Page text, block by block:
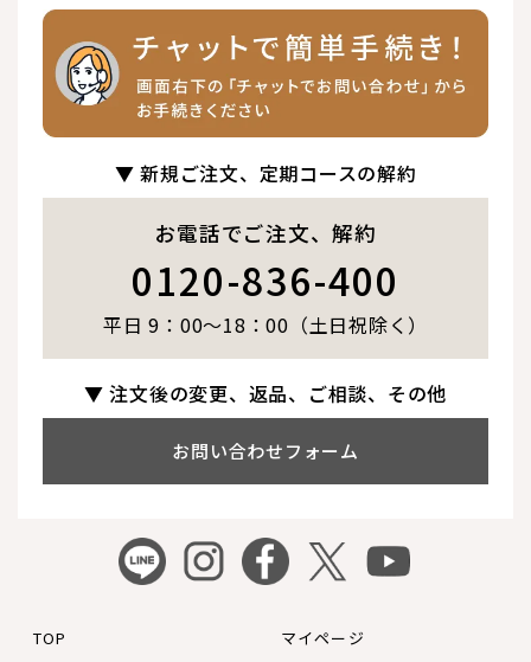
▼ 新規ご注文、定期コースの解約
お電話でご注文、解約
0120-836-400
平日 9：00～18：00（土日祝除く）
▼ 注文後の変更、返品、ご相談、その他
お問い合わせフォーム
TOP マイページ